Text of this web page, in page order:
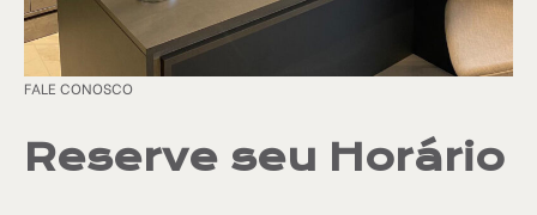
FALE CONOSCO
Reserve seu Horário